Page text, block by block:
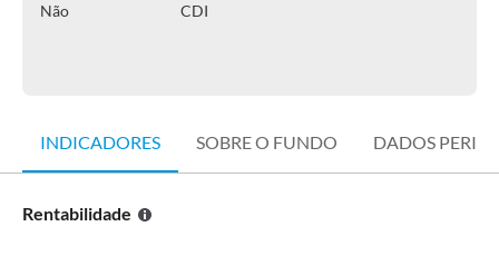
Não CDI
INDICADORES SOBRE O FUNDO DADOS
Rentabilidade